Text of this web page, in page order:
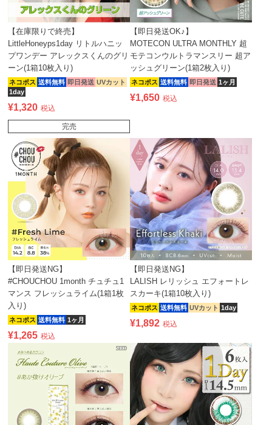
【在庫限りで終売】
LittleHoneyps1day リトルハニッ
プワンデー アレックスくんのグリ
ーン(1箱10枚入り)
ネコポス 送料無料 即日発送 UVカット
1day
¥1,320 税込
完売
【即日発送OK♪】
MOTECON ULTRA MONTHLY 超
モテコンウルトラマンスリー 超ア
ッシュグリーン(1箱2枚入り)
ネコポス 送料無料 即日発送 1ヶ月
¥1,650 税込
【即日発送NG】
#CHOUCHOU 1month チュチュ1
マンス フレッシュライム(1箱1枚
入り)
ネコポス 送料無料 1ヶ月
¥1,265 税込
【即日発送NG】
LALISH レリッシュ エフォートレ
スカーキ(1箱10枚入り)
ネコポス 送料無料 UVカット 1day
¥1,892 税込